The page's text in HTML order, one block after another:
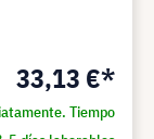
33,13 €*
Tiempo